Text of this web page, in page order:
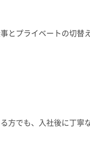
とプライベートの切替
方でも、入社後に丁寧